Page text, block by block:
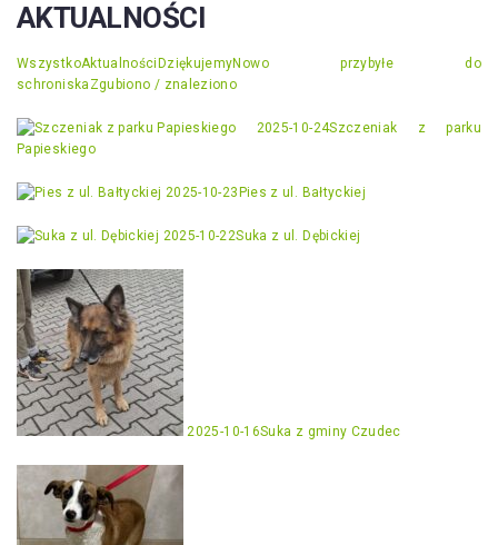
AKTUALNOŚCI
WszystkoAktualności DziękujemyNowo przybyłe do
schroniska Zgubiono / znaleziono
2025-10-24Szczeniak z parku
Papieskiego
2025-10-23 Pies z ul. Bałtyckiej
2025-10-22Suka z ul. Dębickiej
2025-10-16Suka z gminy Czudec